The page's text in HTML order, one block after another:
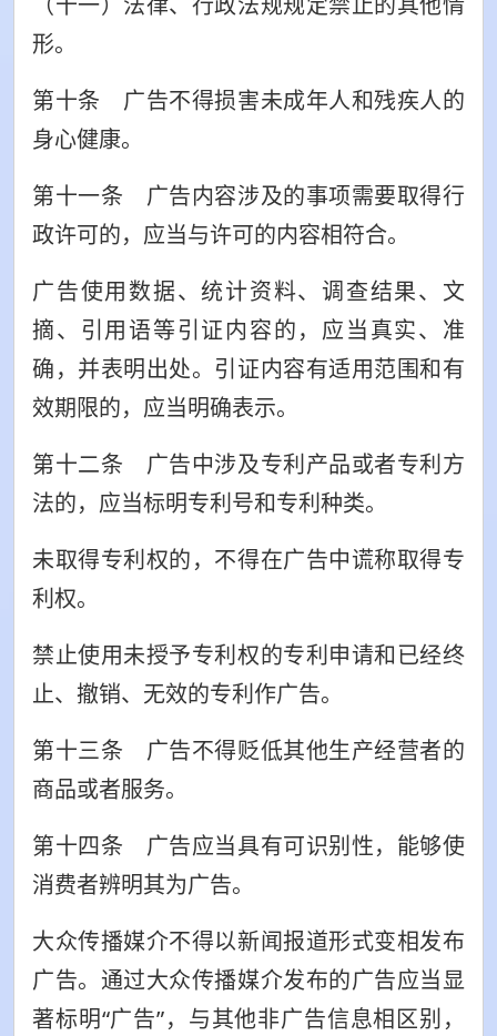
形。
第十条 广告不得损害未成年人和残疾人的
身心健康。
第十一条 广告内容涉及的事项需要取得行
政许可的，应当与许可的内容相符合。
广告使用数据、统计资料、调查结果、文
摘、引用语等引证内容的，应当真实、准
确，并表明出处。引证内容有适用范围和有
效期限的，应当明确表示。
第十二条 广告中涉及专利产品或者专利方
法的，应当标明专利号和专利种类。
未取得专利权的，不得在广告中谎称取得专
利权。
禁止使用未授予专利权的专利申请和已经终
止、撤销、无效的专利作广告。
第十三条 广告不得贬低其他生产经营者的
商品或者服务。
第十四条 广告应当具有可识别性，能够使
消费者辨明其为广告。
大众传播媒介不得以新闻报道形式变相发布
广告。通过大众传播媒介发布的广告应当显
著标明“广告”，与其他非广告信息相区别，